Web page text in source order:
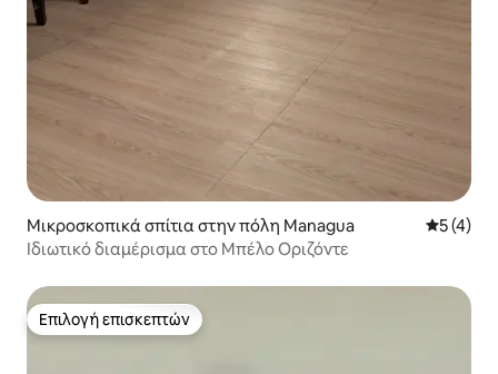
Μικροσκοπικά σπίτια στην πόλη Managua Μέση
5 (4)
Ιδιωτικό διαμέρισμα στο Μπέλο Οριζόντε
Επιλογή επισκεπτών
Επιλογή επισκεπτών